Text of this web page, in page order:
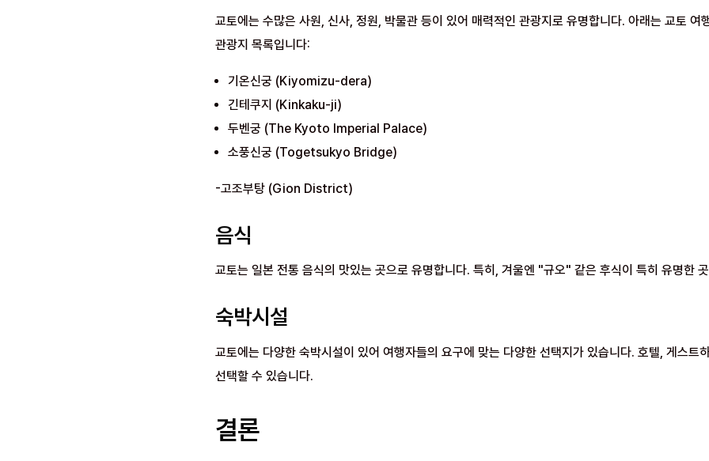
교토에는 수많은 사원, 신사, 정원, 박물관 등이 있어 매력적인 관광지로 유명합니다. 아래는 교토 여
관광지 목록입니다:
기온신궁 (Kiyomizu-dera)
긴테쿠지 (Kinkaku-ji)
두벤궁 (The Kyoto Imperial Palace)
소풍신궁 (Togetsukyo Bridge)
-고조부탕 (Gion District)
음식
교토는 일본 전통 음식의 맛있는 곳으로 유명합니다. 특히, 겨울엔 "규오" 같은 후식이 특히 유명한
숙박시설
교토에는 다양한 숙박시설이 있어 여행자들의 요구에 맞는 다양한 선택지가 있습니다. 호텔, 게스트
선택할 수 있습니다.
결론